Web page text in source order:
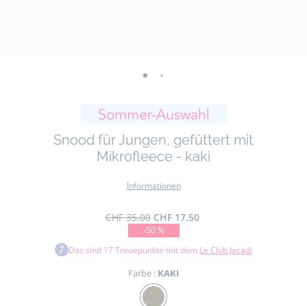
-
01 02
Snood für Jungen, gefüttert mit
Mikrofleece - kaki
Informationen
CHF 35.00 CHF 17.50
-50 %
Das sind 17Treuepunkte mit dem Le Club Jacadi
Farbe : KAKI
Farbe